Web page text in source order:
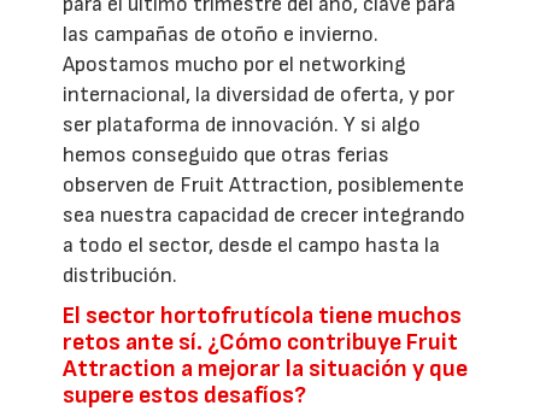
las campañas de otoño e invierno.
Apostamos mucho por el networking
internacional, la diversidad de oferta, y por
ser plataforma de innovación. Y si algo
hemos conseguido que otras ferias
observen de Fruit Attraction, posiblemente
sea nuestra capacidad de crecer integrando
a todo el sector, desde el campo hasta la
distribución.
El sector hortofrutícola tiene muchos
retos ante sí. ¿Cómo contribuye Fruit
Attraction a mejorar la situación y que
supere estos desafíos?